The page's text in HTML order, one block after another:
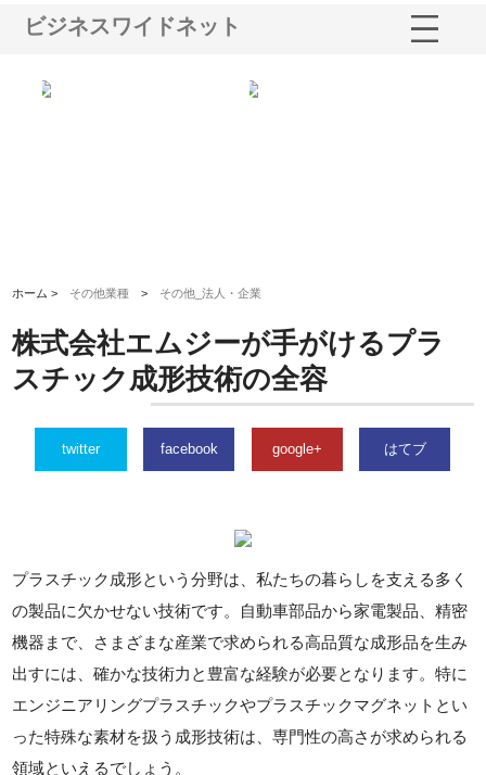
ビジネスワイドネット
ホーム > その他業種 > その他_法人・企業
株式会社エムジーが手がけるプラ
スチック成形技術の全容
twitter facebook google+ はてブ
プラスチック成形という分野は、私たちの暮らしを支える多く
の製品に欠かせない技術です。自動車部品から家電製品、精密
機器まで、さまざまな産業で求められる高品質な成形品を生み
出すには、確かな技術力と豊富な経験が必要となります。特に
エンジニアリングプラスチックやプラスチックマグネットとい
った特殊な素材を扱う成形技術は、専門性の高さが求められる
領域といえるでしょう。